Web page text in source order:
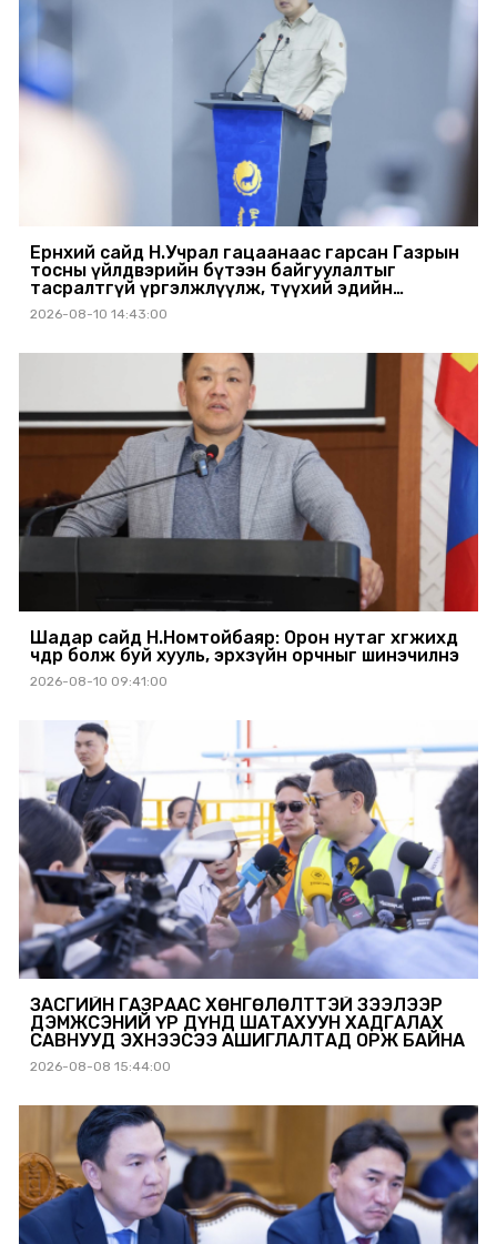
Ерөнхий сайд Н.Учрал гацаанаас гарсан Газрын
тосны үйлдвэрийн бүтээн байгуулалтыг
тасралтгүй үргэлжлүүлж, түүхий эдийн
хангамжийг баталгаажуулах үүрэг өгөв
2026-08-10 14:43:00
Шадар сайд Н.Номтойбаяр: Орон нутаг хөгжихөд
чөдөр болж буй хууль, эрхзүйн орчныг шинэчилнэ
2026-08-10 09:41:00
ЗАСГИЙН ГАЗРААС ХӨНГӨЛӨЛТТЭЙ ЗЭЭЛЭЭР
ДЭМЖСЭНИЙ ҮР ДҮНД ШАТАХУУН ХАДГАЛАХ
САВНУУД ЭХНЭЭСЭЭ АШИГЛАЛТАД ОРЖ БАЙНА
2026-08-08 15:44:00